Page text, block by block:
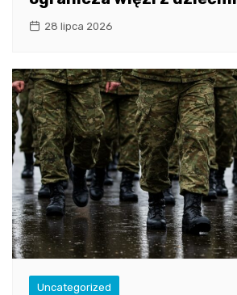
28 lipca 2026
Uncategorized